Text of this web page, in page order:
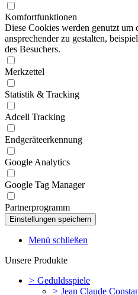
Komfortfunktionen
Diese Cookies werden genutzt um
ansprechender zu gestalten,
des Besuchers.
Merkzettel
Statistik & Tracking
Adcell Tracking
Endgeräteerkennung
Google Analytics
Google Tag Manager
Partnerprogramm
Menü schließen
Unsere Produkte
> Geduldsspiele
> Jean Claude